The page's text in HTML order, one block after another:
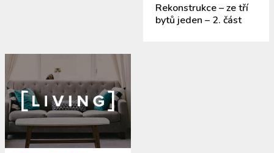
Rekonstrukce – ze tří
bytů jeden – 2. část